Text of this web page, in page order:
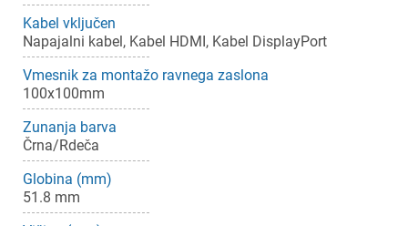
Kabel vključen
Napajalni kabel, Kabel HDMI, Kabel DisplayPort
Vmesnik za montažo ravnega zaslona
100x100mm
Zunanja barva
Črna/Rdeča
Globina (mm)
51.8 mm